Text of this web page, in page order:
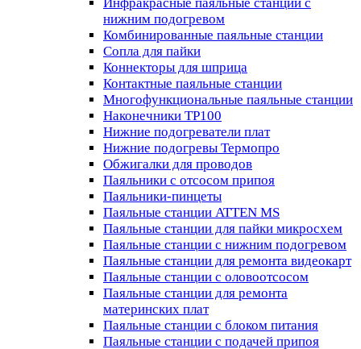
нижним подогревом
Комбинированные паяльные станции
Сопла для пайки
Коннекторы для шприца
Контактные паяльные станции
Многофункциональные паяльные станции
Наконечники TP100
Нижние подогреватели плат
Нижние подогревы Термопро
Обжигалки для проводов
Паяльники с отсосом припоя
Паяльники-пинцеты
Паяльные станции ATTEN MS
Паяльные станции для пайки микросхем
Паяльные станции с нижним подогревом
Паяльные станции для ремонта видеокарт
Паяльные станции с оловоотсосом
Паяльные станции для ремонта
материнских плат
Паяльные станции с блоком питания
Паяльные станции с подачей припоя